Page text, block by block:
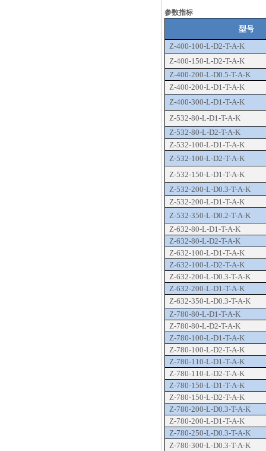
参数指标
型号
Z-400-100-L-D2-T-A-K
Z-400-150-L-D2-T-A-K
Z-400-200-L-D0.5-T-A-K
Z-400-200-L-D1-T-A-K
Z-400-300-L-D1-T-A-K
Z-532-80-L-D1-T-A-K
Z-532-80-L-D2-T-A-K
Z-532-100-L-D1-T-A-K
Z-532-100-L-D2-T-A-K
Z-532-150-L-D1-T-A-K
Z-532-200-L-D0.3-T-A-K
Z-532-200-L-D1-T-A-K
Z-532-350-L-D0.2-T-A-K
Z-632-80-L-D1-T-A-K
Z-632-80-L-D2-T-A-K
Z-632-100-L-D1-T-A-K
Z-632-100-L-D2-T-A-K
Z-632-200-L-D0.3-T-A-K
Z-632-200-L-D1-T-A-K
Z-632-350-L-D0.3-T-A-K
Z-780-80-L-D1-T-A-K
Z-780-80-L-D2-T-A-K
Z-780-100-L-D1-T-A-K
Z-780-100-L-D2-T-A-K
Z-780-110-L-D1-T-A-K
Z-780-110-L-D2-T-A-K
Z-780-150-L-D1-T-A-K
Z-780-150-L-D2-T-A-K
Z-780-200-L-D0.3-T-A-K
Z-780-200-L-D1-T-A-K
Z-780-250-L-D0.3-T-A-K
Z-780-300-L-D0.3-T-A-K
推荐产品